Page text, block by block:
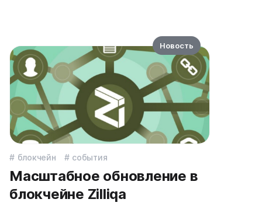
блокчейн события
Масштабное обновление в
блокчейне Zilliqa
Новость